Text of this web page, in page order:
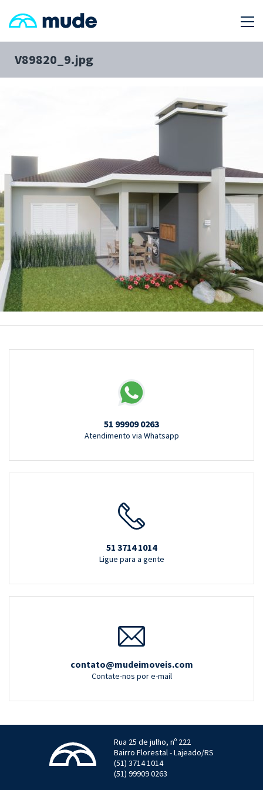
V89820_9.jpg
51 99909 0263
Atendimento via Whatsapp
51 3714 1014
Ligue para a gente
contato@mudeimoveis.com
Contate-nos por e-mail
Rua 25 de julho, nº 222
Bairro Florestal - Lajeado/RS
(51) 3714 1014
(51) 99909 0263